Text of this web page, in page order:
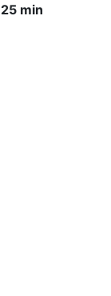
25 min